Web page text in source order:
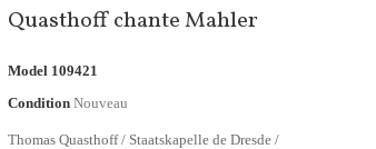
Quasthoff chante Mahler
Model 109421
Condition Nouveau
Thomas Quasthoff / Staatskapelle de Dresde /